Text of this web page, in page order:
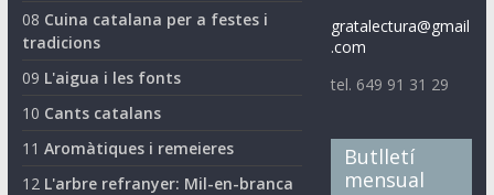
08 Cuina catalana per a festes i
tradicions
09 L'aigua i les fonts
10 Cants catalans
11 Aromàtiques i remeieres
12 L'arbre refranyer: Mil-en-branca
gratalectura@gmail
.com
tel. 649 91 31 29
Butlletí
mensual